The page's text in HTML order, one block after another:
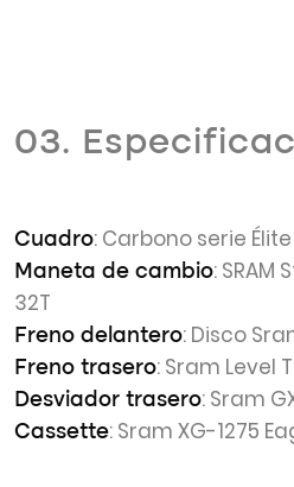
03.
Cuadro: Carbono serie Élite
Maneta de cambio: SRAM
32T
Freno delantero: Disco
Freno trasero: Sram Level
Desviador trasero: Sram
Cassette: Sram XG-1275